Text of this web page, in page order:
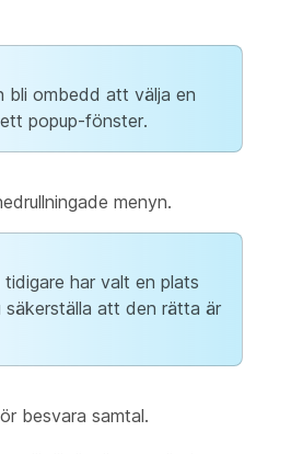
bli ombedd att välja en
popup-fönster.
menyn.
tidigare har valt en plats
säkerställa att den rätta är
besvara samtal.